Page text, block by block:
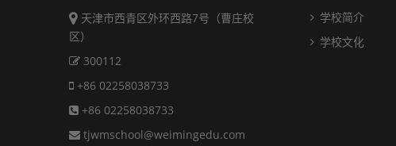
天津市西青区外环西路7号（曹庄校
区）
300112
+86 02258038733
+86 02258038733
tjwmschool@weimingedu.com
学校简介
学校文化